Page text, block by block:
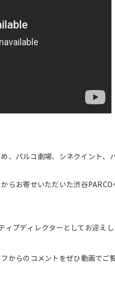
パルコ劇場、シネクイント、
らお寄せいただいた渋谷
ブディレクターとしてお迎えし
からのコメントをぜひ動画でご